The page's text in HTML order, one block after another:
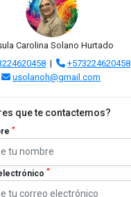
Carolina Solano Hurtado
|
+573224620458
usolanoh@gmail.com
que te contactemos?
*
*